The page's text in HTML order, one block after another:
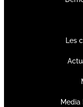
Les
Media